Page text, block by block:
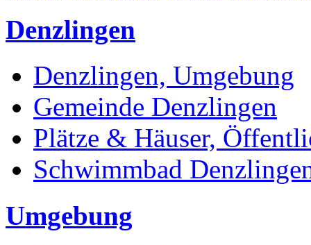
Denzlingen
Denzlingen, Umgebung
Gemeinde Denzlingen
Plätze & Häuser,
Schwimmbad
Umgebung